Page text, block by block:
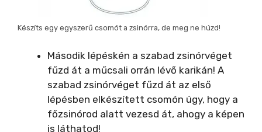
Készíts egy egyszerű csomót a zsinórra, de meg ne húzd!
Második lépéskén a szabad zsinórvéget
fűzd át a műcsali orrán lévő karikán! A
szabad zsinórvéget fűzd át az első
lépésben elkészített csomón úgy, hogy a
főzsinórod alatt vezesd át, ahogy a képen
is láthatod!